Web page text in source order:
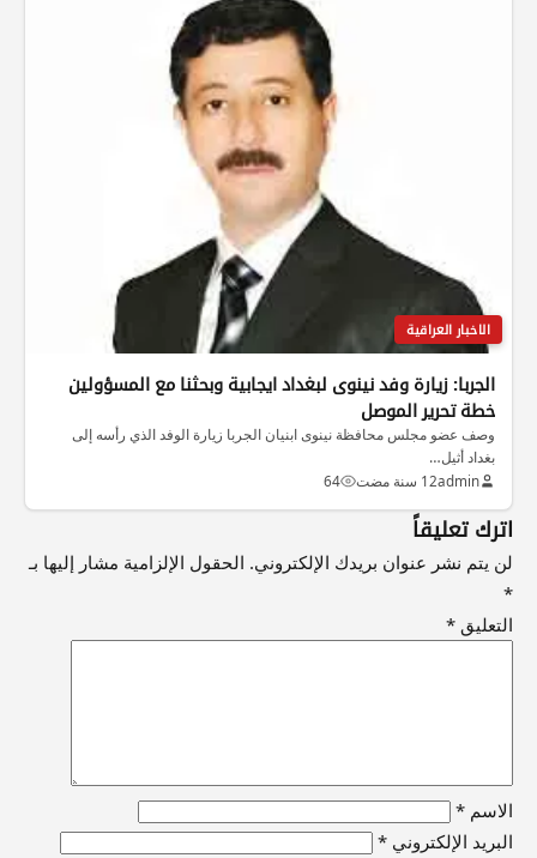
الاخبار العراقية
الجربا: زيارة وفد نينوى لبغداد ايجابية وبحثنا مع المسؤولين
خطة تحرير الموصل
وصف عضو مجلس محافظة نينوى ابنيان الجربا زيارة الوفد الذي رأسه إلى
بغداد أثيل…
admin12 سنة مضت 64
اترك تعليقاً
لن يتم نشر عنوان بريدك الإلكتروني. الحقول الإلزامية مشار إليها بـ
*
التعليق *
الاسم *
البريد الإلكتروني *